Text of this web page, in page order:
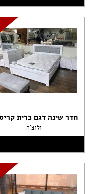
חדר שינה דגם כרית
ולוצ'ה